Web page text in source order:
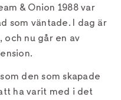
& Onion 1988 var
som väntade. I dag är
och nu går en av
den som skapade
ha varit med i det